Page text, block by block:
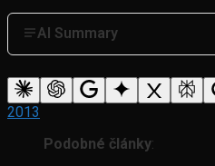
AI Summary
2013
Podobné články: